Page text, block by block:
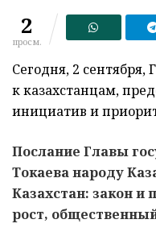
2
просм.
Сегодня, 2 сентября,
к казахстанцам,
инициатив и
Послание Главы
Токаева народу
Казахстан: закон и
рост,